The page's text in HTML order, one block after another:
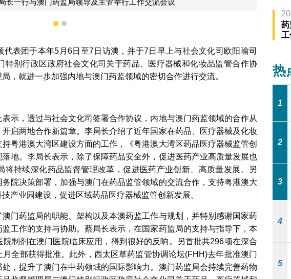
1 2
代表团于本年5月6日至7日访澳，并于7日早上与社会文化司欧阳瑜司
特别行政区政府社会文化司关于药品、医疗器械和化妆品监管合作协
，就进一步加强内地与澳门药监领域的密切合作进行交流。
示，透过与社会文化司签署合作协议，内地与澳门药监领域的合作从
启两地合作新篇章。李局长介绍了近年国家在药品、医疗器械及化妆
粤港澳大湾区建设方面的工作，《粤港澳大湾区药品医疗器械监管创
地。李局长表示，除了保障药品安全外，促进医药产业高质量发展也
将持续深化药品监督管理改革，促进医药产业创新、高质量发展。另
院决策部署，加强与澳门在药品监管领域的交流合作，支持粤港澳大
产业园建设，促进区域药品医疗器械监管创新发展。
门药监局的职能、架构以及本澳药监工作与规划，并特别感谢国家药
工作的支持与协助。蔡局长表示，在国家药监局的支持与指导下，本
制剂在澳门医院临床应用，得到很好的反响。另首批共296项在深合
全部获得批准。此外，西太区草药监管协调论坛(FHH)去年批准澳门
，提升了澳门在中药领域的国际影响力。澳门药监局会持续完善药物
药
工
热
1
2
3
4
5